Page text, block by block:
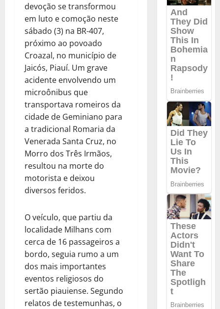
devoção se transformou
em luto e comoção neste
sábado (3) na BR-407,
próximo ao povoado
Croazal, no município de
Jaicós, Piauí. Um grave
acidente envolvendo um
microônibus que
transportava romeiros da
cidade de Geminiano para
a tradicional Romaria da
Venerada Santa Cruz, no
Morro dos Três Irmãos,
resultou na morte do
motorista e deixou
diversos feridos.
O veículo, que partiu da
localidade Milhans com
cerca de 16 passageiros a
bordo, seguia rumo a um
dos mais importantes
eventos religiosos do
sertão piauiense. Segundo
relatos de testemunhas, o